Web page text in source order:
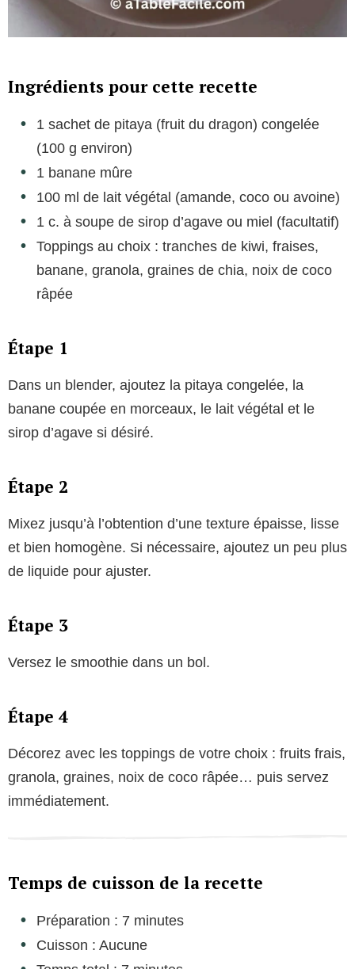
Ingrédients pour cette recette
1 sachet de pitaya (fruit du dragon) congelée
(100 g environ)
1 banane mûre
100 ml de lait végétal (amande, coco ou avoine)
1 c. à soupe de sirop d’agave ou miel (facultatif)
Toppings au choix : tranches de kiwi, fraises,
banane, granola, graines de chia, noix de coco
râpée
Étape 1
Dans un blender, ajoutez la pitaya congelée, la
banane coupée en morceaux, le lait végétal et le
sirop d’agave si désiré.
Étape 2
Mixez jusqu’à l’obtention d’une texture épaisse, lisse
et bien homogène. Si nécessaire, ajoutez un peu plus
de liquide pour ajuster.
Étape 3
Versez le smoothie dans un bol.
Étape 4
Décorez avec les toppings de votre choix : fruits frais,
granola, graines, noix de coco râpée… puis servez
immédiatement.
Temps de cuisson de la recette
Préparation : 7 minutes
Cuisson : Aucune